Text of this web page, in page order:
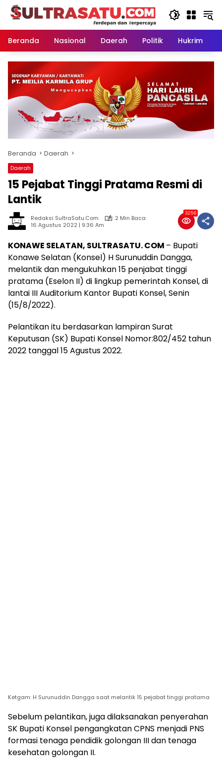
Langsung
Beranda
Nasional Daerah Politik Hukrim
Beranda Daerah
Daerah
15 Pejabat Tinggi Pratama Resmi di
Lantik
Redaksi SultraSatu.Com
2 Min Baca
16 Agustus 2022 | 9:36 Am
3256
KONAWE SELATAN, SULTRASATU. COM – Bupati
Konawe Selatan (Konsel) H Surunuddin Dangga,
melantik dan mengukuhkan 15 penjabat tinggi
pratama (Eselon II) di lingkup pemerintah Konsel, di
lantai III Auditorium Kantor Bupati Konsel, Senin
(15/8/2022).
Pelantikan itu berdasarkan lampiran Surat
Keputusan (SK) Bupati Konsel Nomor:802/452 tahun
2022 tanggal 15 Agustus 2022.
Ketgam: H Surunuddin Dangga saat melantik 15 pejabat tinggi pratama
Sebelum pelantikan, juga dilaksanakan penyerahan
SK Bupati Konsel pengangkatan CPNS menjadi PNS
formasi tenaga pendidik golongan III dan tenaga
kesehatan golongan II.